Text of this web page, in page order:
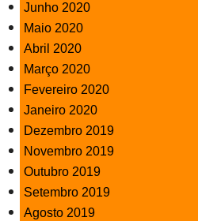
Junho 2020
Maio 2020
Abril 2020
Março 2020
Fevereiro 2020
Janeiro 2020
Dezembro 2019
Novembro 2019
Outubro 2019
Setembro 2019
Agosto 2019